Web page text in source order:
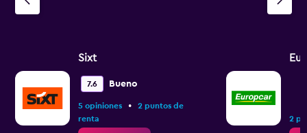
Sixt
7.6 Bueno
5 opiniones •
2 puntos de
renta
2